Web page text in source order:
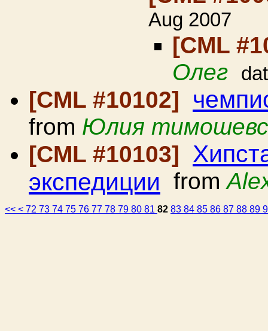
Aug 2007
[CML
Олег
[CML #10102]
from Юлия
[CML #10103]
экспедиции from
<< < 72 73 74 75 76 77 78 79 80 81 82 83 84 85 86 87 88 89